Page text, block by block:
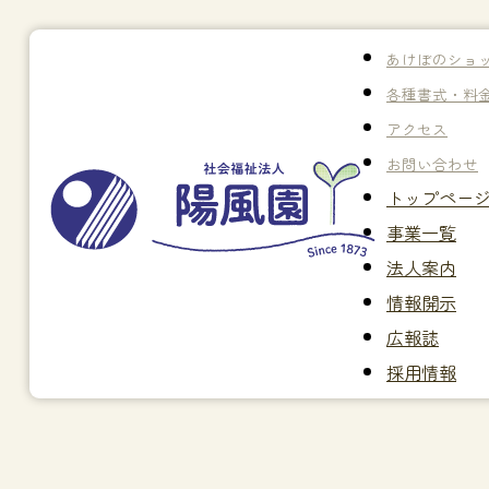
あけぼのショ
各種書式・料
アクセス
お問い合わせ
トップページ
事業一覧
法人案内
情報開示
広報誌
採用情報